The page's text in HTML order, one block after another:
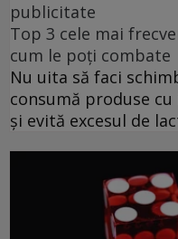
publicitate
Top 3 cele mai
cum le poți combate
Nu uita să faci
consumă produse
și evită excesul de